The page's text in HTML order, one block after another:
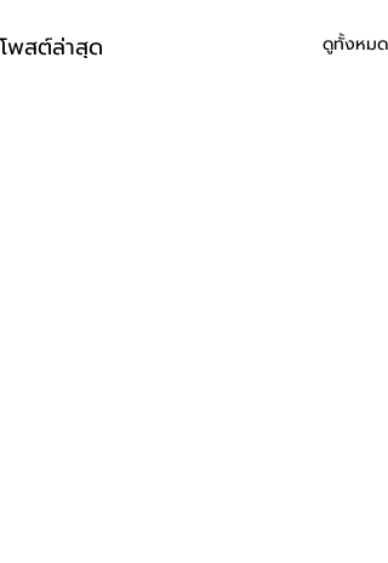
โพสต์ล่าสุด ดูทั้งหมด